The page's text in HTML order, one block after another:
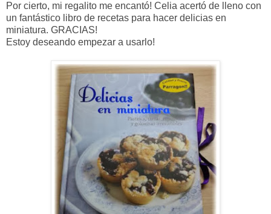
Por cierto, mi regalito me encantó! Celia acertó de lleno con
un fantástico libro de recetas para hacer delicias en
miniatura. GRACIAS!
Estoy deseando empezar a usarlo!